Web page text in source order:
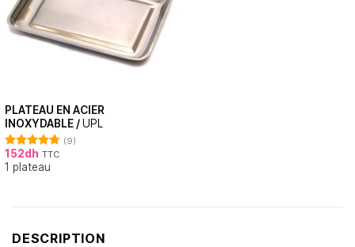
PLATEAU EN ACIER
INOXYDABLE /UPL
Note4.78
sur 5
(9)
152dh TTC
1 plateau
DESCRIPTION